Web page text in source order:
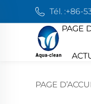
Tél. :+86-
PAGE
PAGE